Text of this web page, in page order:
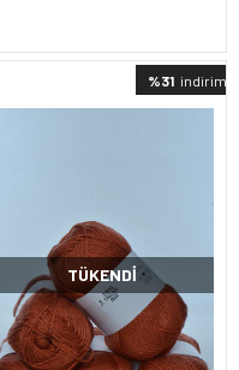
%31 indirimli
TÜKENDI